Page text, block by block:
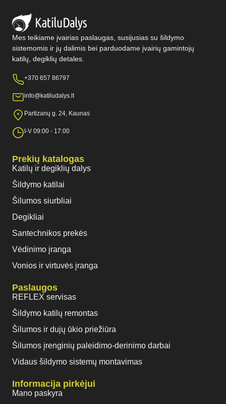
Mes teikiame įvairias paslaugas, susijusias su šildymo
sistemomis ir jų dalimis bei parduodame įvairių gamintojų
katilų, degiklių detales.
+370 657 86797
info@katiludalys.lt
Partizanų g. 24, Kaunas
I-V 09:00 - 17:00
Prekių katalogas
Katilų ir degiklių dalys
Šildymo katilai
Šilumos siurbliai
Degikliai
Santechnikos prekės
Vėdinimo įranga
Vonios ir virtuvės įranga
Paslaugos
REFLEX servisas
Šildymo katilų remontas
Šilumos ir dujų ūkio priežiūra
Šilumos įrenginių paleidimo-derinimo darbai
Vidaus šildymo sistemų montavimas
Informacija pirkėjui
Mano paskyra